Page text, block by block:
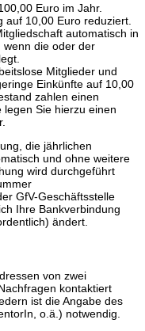
Euro im Jahr.
auf 10,00 Euro reduziert.
automatisch in
wenn die oder der
Mitglieder und
Einkünfte auf 10,00
zahlen einen
Sie hierzu einen
die jährlichen
und ohne weitere
wird durchgeführt
GfV-Geschäftsstelle
Ihre Bankverbindung
ändert.
von zwei
kontaktiert
ist die Angabe des
o.ä.) notwendig.